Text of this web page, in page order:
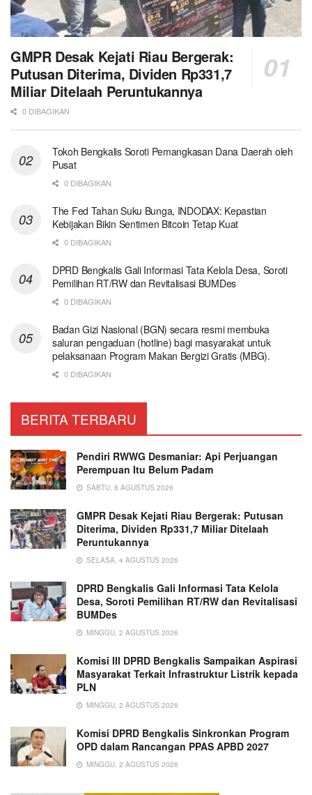
GMPR Desak Kejati Riau Bergerak:
Putusan Diterima, Dividen Rp331,7
Miliar Ditelaah Peruntukannya
0 DIBAGIKAN
Tokoh Bengkalis Soroti Pemangkasan Dana Daerah oleh
Pusat
0 DIBAGIKAN
The Fed Tahan Suku Bunga, INDODAX: Kepastian
Kebijakan Bikin Sentimen Bitcoin Tetap Kuat
0 DIBAGIKAN
DPRD Bengkalis Gali Informasi Tata Kelola Desa, Soroti
Pemilihan RT/RW dan Revitalisasi BUMDes
0 DIBAGIKAN
Badan Gizi Nasional (BGN) secara resmi membuka
saluran pengaduan (hotline) bagi masyarakat untuk
pelaksanaan Program Makan Bergizi Gratis (MBG).
0 DIBAGIKAN
BERITA TERBARU
Pendiri RWWG Desmaniar: Api Perjuangan
Perempuan Itu Belum Padam
SABTU, 8 AGUSTUS 2026
GMPR Desak Kejati Riau Bergerak: Putusan
Diterima, Dividen Rp331,7 Miliar Ditelaah
Peruntukannya
SELASA, 4 AGUSTUS 2026
DPRD Bengkalis Gali Informasi Tata Kelola
Desa, Soroti Pemilihan RT/RW dan Revitalisasi
BUMDes
MINGGU, 2 AGUSTUS 2026
Komisi III DPRD Bengkalis Sampaikan Aspirasi
Masyarakat Terkait Infrastruktur Listrik kepada
PLN
MINGGU, 2 AGUSTUS 2026
Komisi DPRD Bengkalis Sinkronkan Program
OPD dalam Rancangan PPAS APBD 2027
MINGGU, 2 AGUSTUS 2026